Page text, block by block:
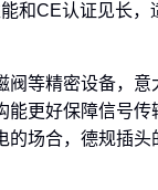
和CE认证见长，
阀等精密设备，意
能更好保障信号传
的场合，德规插头